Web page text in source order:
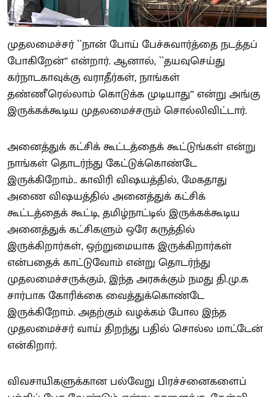
முதலமைச்சர் ``நான் போய் பேச்சுவார்த்தை நடத்தப்
போகிறேன்’’ என்றார். ஆனால், ``தயவுசெய்து
கர்நாடகாவுக்கு வராதீர்கள், நாங்கள்
தண்ணீரெல்லாம் கொடுக்க முடியாது’’ என்று அங்கு
இருக்கக்கூடிய முதலமைச்சரும் சொல்லிவிட்டார்.
அனைத்துக் கட்சிக் கூட்டத்தைக் கூட்டுங்கள் என்று
நாங்கள் தொடர்ந்து கேட்டுக்கொண்டே
இருக்கிறோம்.. காவிரி விஷயத்தில், மேகதாது
அணை விஷயத்தில் அனைத்துக் கட்சிக்
கூட்டத்தைக் கூட்டி, தமிழ்நாட்டில் இருக்கக்கூடிய
அனைத்துக் கட்சிகளும் ஒரே கருத்தில்
இருக்கிறார்கள், ஒற்றுமையாக இருக்கிறார்கள்
என்பதைக் காட்டுவோம் என்று தொடர்ந்து
முதலமைச்சருக்கும், இந்த அரசுக்கும் நமது தி.மு.க
சார்பாக கோரிக்கை வைத்துக்கொண்டே
இருக்கிறோம். அதற்கும் வழக்கம் போல இந்த
முதலமைச்சர் வாய் திறந்து பதில் சொல்ல மாட்டேன்
என்கிறார்.
விவசாயிகளுக்கான பல்வேறு பிரச்சனைகளைப்